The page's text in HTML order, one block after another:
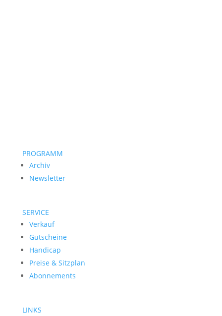
PROGRAMM
Archiv
Newsletter
SERVICE
Verkauf
Gutscheine
Handicap
Preise & Sitzplan
Abonnements
LINKS